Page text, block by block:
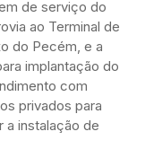
de serviço do
ao Terminal de
do Pecém, e a
implantação do
com
privados para
a instalação de